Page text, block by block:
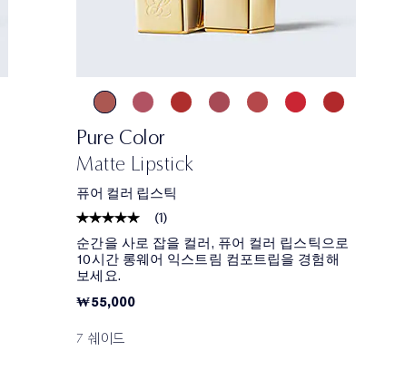
Pure Color
Matte Lipstick
퓨어 컬러 립스틱
(1)
순간을 사로 잡을 컬러, 퓨어 컬러 립스틱으로
10시간 롱웨어 익스트림 컴포트립을 경험해
보세요.
₩55,000
7 쉐이드